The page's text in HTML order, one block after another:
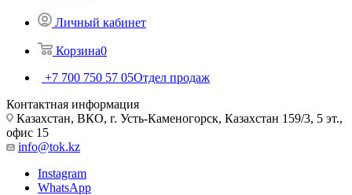
Личный кабинет
Корзина0
+7 700 750 57 05Отдел продаж
Контактная информация
Казахстан, ВКО, г. Усть-Каменогорск, Казахстан 159/3, 5 эт.,
офис 15
info@tok.kz
Instagram
WhatsApp